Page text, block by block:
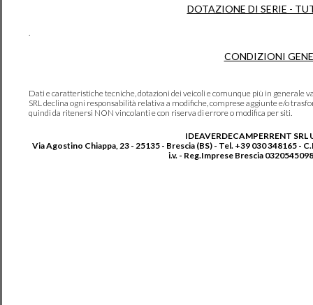
DOTAZIONE DI SERIE -
.
CONDIZIONI
Dati e caratteristiche tecniche, dotazioni dei veicoli e comunque più in generale
SRL declina ogni responsabilità relativa a modifiche, comprese aggiunte e/o
quindi da ritenersi NON vincolanti e con riserva di errore o modifica per siti.
IDEAVERDECAMPERRENT SRL
Via Agostino Chiappa, 23 - 25135 - Brescia (BS) - Tel. +39 030 348165 -
i.v. - Reg.Imprese Brescia